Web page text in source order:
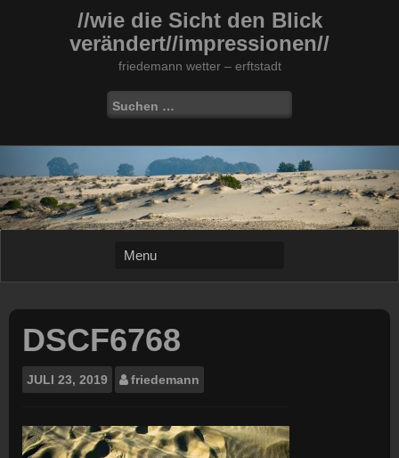
//wie die Sicht den Blick
verändert//impressionen//
friedemann wetter – erftstadt
Suchen
nach:
DSCF6768
JULI 23, 2019 friedemann